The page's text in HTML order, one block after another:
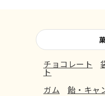
チョコレート
ト
ガム
飴・キャ